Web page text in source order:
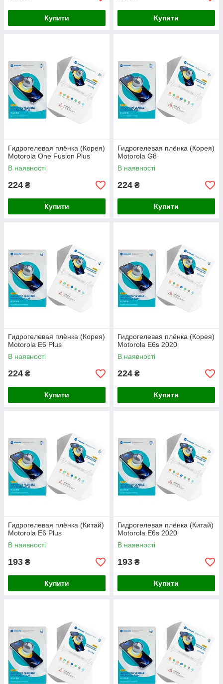
Купити Купити
Гидрогелевая плёнка (Корея)
Motorola One Fusion Plus
В наявності
224 ₴
Купити
Гидрогелевая плёнка (Корея)
Motorola G8
В наявності
224 ₴
Купити
Гидрогелевая плёнка (Корея)
Motorola E6 Plus
В наявності
224 ₴
Купити
Гидрогелевая плёнка (Корея)
Motorola E6s 2020
В наявності
224 ₴
Купити
Гидрогелевая плёнка (Китай)
Motorola E6 Plus
В наявності
193 ₴
Купити
Гидрогелевая плёнка (Китай)
Motorola E6s 2020
В наявності
193 ₴
Купити